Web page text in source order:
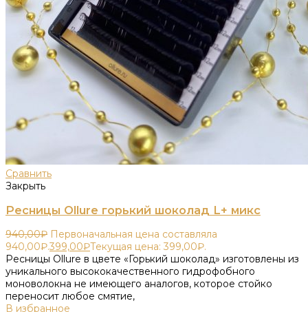
Сравнить
Закрыть
Ресницы Ollure горький шоколад L+ микс
940,00₽ Первоначальная цена составляла
940,00₽.399,00₽Текущая цена: 399,00₽.
Ресницы Ollure в цвете «Горький шоколад» изготовлены из
уникального высококачественного гидрофобного
моноволокна не имеющего аналогов, которое стойко
переносит любое смятие,
В избранное